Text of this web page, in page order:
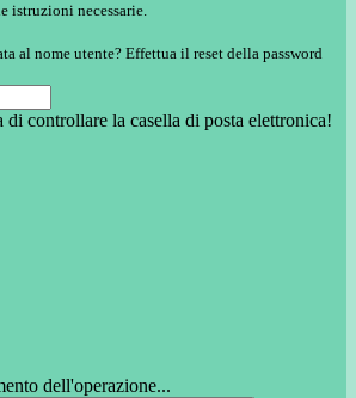
istruzioni necessarie.
al nome utente? Effettua il reset della password
controllare la casella di posta elettronica!
dell'operazione...